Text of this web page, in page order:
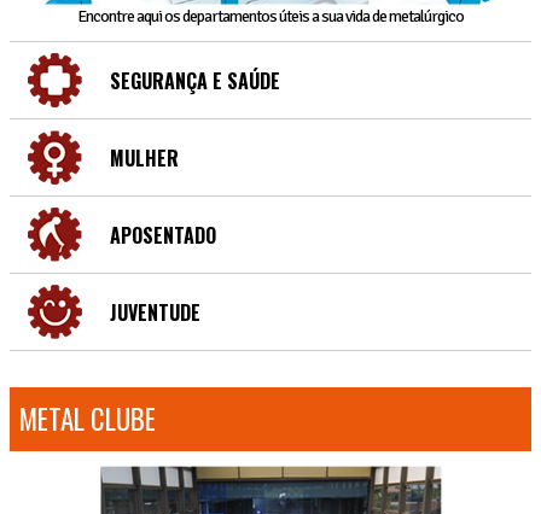
Encontre aqui os departamentos úteis a sua vida de metalúrgico
SEGURANÇA E SAÚDE
MULHER
APOSENTADO
JUVENTUDE
METAL CLUBE